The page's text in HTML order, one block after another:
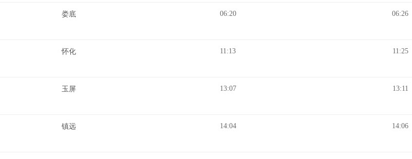
娄底 06:20 06:26
怀化 11:13 11:25
玉屏 13:07 13:11
镇远 14:04 14:06